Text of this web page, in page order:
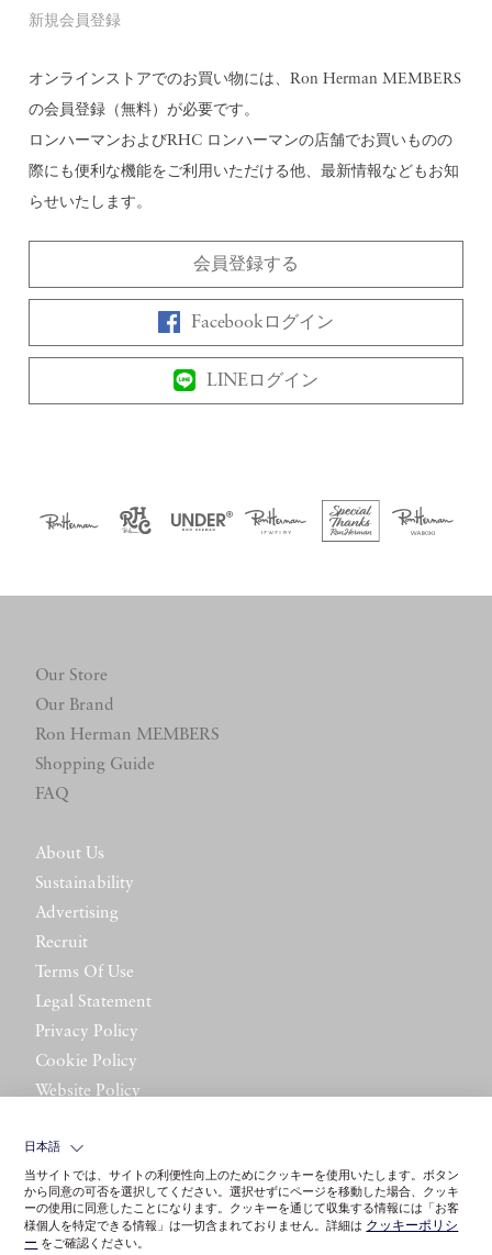
新規会員登録
オンラインストアでのお買い物には、Ron Herman MEMBERS
の会員登録（無料）が必要です。
ロンハーマンおよびRHC ロンハーマンの店舗でお買いものの
際にも便利な機能をご利用いただける他、最新情報などもお知
らせいたします。
会員登録する
Facebookログイン
LINEログイン
Our Store
Our Brand
Ron Herman MEMBERS
Shopping Guide
FAQ
About Us
Sustainability
Advertising
Recruit
Terms Of Use
Legal Statement
Privacy Policy
Cookie Policy
Website Policy
日本語
当サイトでは、サイトの利便性向上のためにクッキーを使用いたします。ボタン
から同意の可否を選択してください。選択せずにページを移動した場合、クッキ
ーの使用に同意したことになります。クッキーを通じて収集する情報には「お客
様個人を特定できる情報」は一切含まれておりません。詳細は クッキーポリシ
ー をご確認ください。